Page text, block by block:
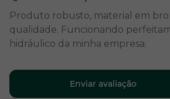
Produto robusto, material em
qualidade. Funcionando
hidráulico da minha empresa.
Enviar avaliação